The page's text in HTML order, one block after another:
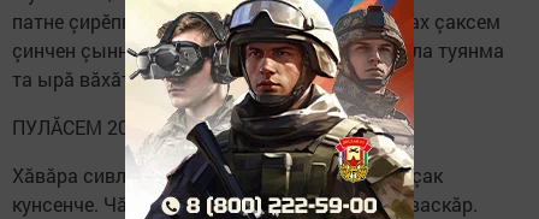
патне çирӗппӗн утма меллӗ вăхăт халь. Анчах çаксем
çинчен çынна каласа çӳресен ăнмасть. Япала туянма
та ырă вăхăт мар халь.
ПУЛĂСЕМ 20.II-20.III
Хăвăра сивлесе калаçнине илтме тӳр килет çак
кунсенче. Чăтăр, çакăн пекех хуравлама ан васкăр.